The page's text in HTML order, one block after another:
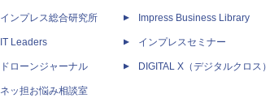
インプレス総合研究所
IT Leaders
ドローンジャーナル
ネッ担お悩み相談室
Impress Business Library
インプレスセミナー
DIGITAL X（デジタルクロス）